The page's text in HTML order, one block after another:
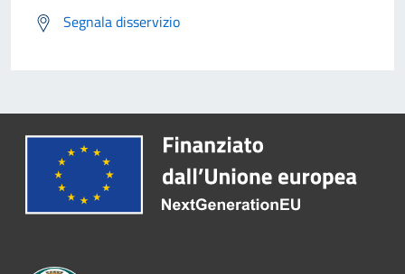
Segnala disservizio